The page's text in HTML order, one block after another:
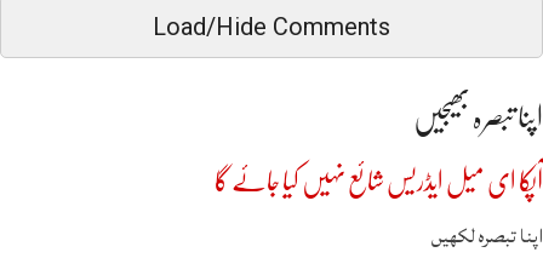
Load/Hide Comments
اپنا تبصرہ بھیجیں
آپکا ای میل ایڈریس شائع نہیں کیا جائے گا
اپنا تبصرہ لکھیں